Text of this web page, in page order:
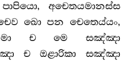
අචෙතයමානස්ස
ඛො පන චෙතෙය්යං,
ඉමා ච මෙ සඤ්ඤා
ච ඔළාරිකා සඤ්ඤා